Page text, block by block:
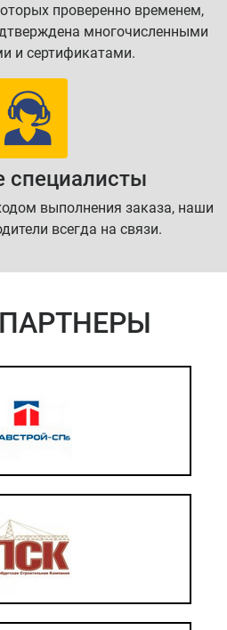
проверенно временем,
многочисленными
и сертификатами.
выполнения заказа, наши
всегда на связи.